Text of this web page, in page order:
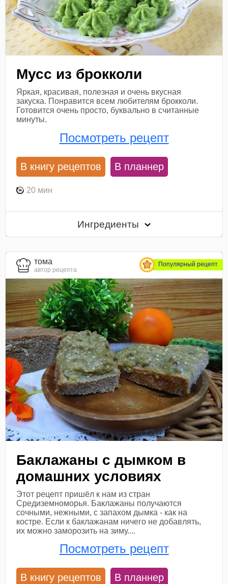
Мусс из брокколи
Яркая, красивая, полезная и очень вкусная
закуска. Понравится всем любителям брокколи.
Готовится очень просто, буквально в считанные
минуты.
Посмотреть рецепт
В книгу рецептов В планнер
20 мин
Ингредиенты
тома
автор рецепта
Популярный рецепт
Баклажаны с дымком в
домашних условиях
Этот рецепт пришёл к нам из стран
Средиземноморья. Баклажаны получаются
сочными, нежными, с запахом дымка - как на
костре. Если к баклажанам ничего не добавлять,
их можно заморозить на зиму....
Посмотреть рецепт
В книгу рецептов В планнер